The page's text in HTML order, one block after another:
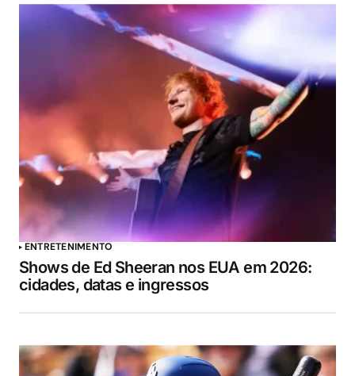
ENTRETENIMENTO
Shows de Ed Sheeran nos EUA em 2026:
cidades, datas e ingressos